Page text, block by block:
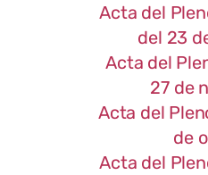
Acta del
del 23
Acta del
27 de
Acta del
de
Acta del